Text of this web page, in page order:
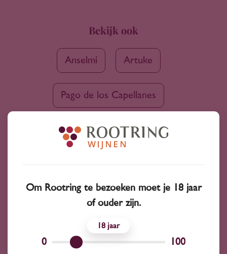
Bekijk ook
Anselmi Artuke
Pago de los Capellanes
Château Dubard Bel-Air
Domaine chavy-chouet
de Moya Quintodecimo S.A. s.r.l.
Om Rootring te bezoeken moet je 18 jaar
of ouder zijn.
0
18
100